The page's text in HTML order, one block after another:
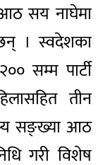
सय नाघेमा
। स्वदेशका
सम्म पार्टी
तीन
सङ्ख्या आठ
गरी विशेष